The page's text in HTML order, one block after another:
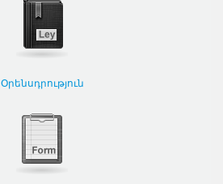
Օրենսդրություն